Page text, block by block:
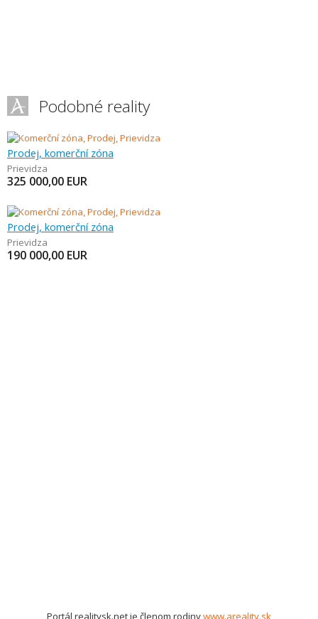
Podobné reality
Prodej, komerční zóna
Prievidza
325 000,00 EUR
Prodej, komerční zóna
Prievidza
190 000,00 EUR
Portál realitysk.net je členom rodinywww.areality.sk